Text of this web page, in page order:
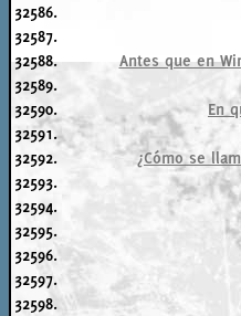
32586.
32587.
32588.
Antes que en
32589.
32590.
En
32591.
32592.
¿Cómo se
32593.
32594.
32595.
32596.
32597.
32598.